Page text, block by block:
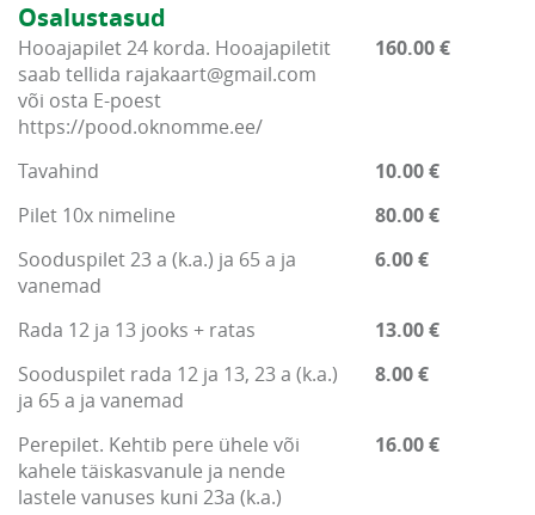
Osalustasud
Hooajapilet 24 korda. Hooajapiletit
saab tellida rajakaart@gmail.com
või osta E-poest
https://pood.oknomme.ee/
160.00 €
Tavahind
10.00 €
Pilet 10x nimeline
80.00 €
Sooduspilet 23 a (k.a.) ja 65 a ja
vanemad
6.00 €
Rada 12 ja 13 jooks + ratas
13.00 €
Sooduspilet rada 12 ja 13, 23 a (k.a.)
ja 65 a ja vanemad
8.00 €
Perepilet. Kehtib pere ühele või
kahele täiskasvanule ja nende
lastele vanuses kuni 23a (k.a.)
16.00 €